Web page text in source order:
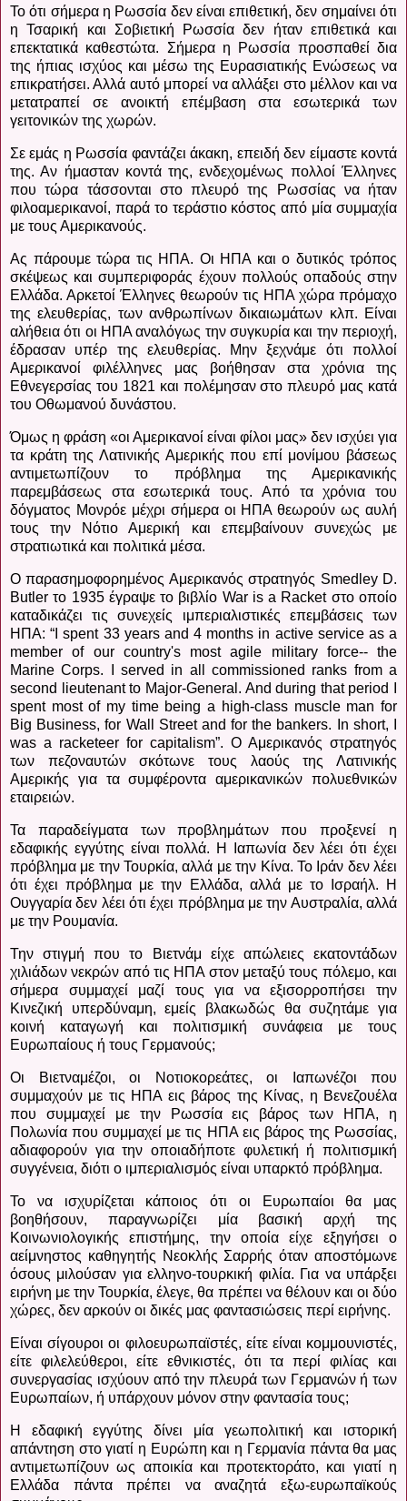
Το ότι σήμερα η Ρωσσία δεν είναι επιθετική, δεν σημαίνει ότι
η Τσαρική και Σοβιετική Ρωσσία δεν ήταν επιθετικά και
επεκτατικά καθεστώτα. Σήμερα η Ρωσσία προσπαθεί δια
της ήπιας ισχύος και μέσω της Ευρασιατικής Ενώσεως να
επικρατήσει. Αλλά αυτό μπορεί να αλλάξει στο μέλλον και να
μετατραπεί σε ανοικτή επέμβαση στα εσωτερικά των
γειτονικών της χωρών.
Σε εμάς η Ρωσσία φαντάζει άκακη, επειδή δεν είμαστε κοντά
της. Αν ήμασταν κοντά της, ενδεχομένως πολλοί Έλληνες
που τώρα τάσσονται στο πλευρό της Ρωσσίας να ήταν
φιλοαμερικανοί, παρά το τεράστιο κόστος από μία συμμαχία
με τους Αμερικανούς.
Ας πάρουμε τώρα τις ΗΠΑ. Οι ΗΠΑ και ο δυτικός τρόπος
σκέψεως και συμπεριφοράς έχουν πολλούς οπαδούς στην
Ελλάδα. Αρκετοί Έλληνες θεωρούν τις ΗΠΑ χώρα πρόμαχο
της ελευθερίας, των ανθρωπίνων δικαιωμάτων κλπ. Είναι
αλήθεια ότι οι ΗΠΑ αναλόγως την συγκυρία και την περιοχή,
έδρασαν υπέρ της ελευθερίας. Μην ξεχνάμε ότι πολλοί
Αμερικανοί φιλέλληνες μας βοήθησαν στα χρόνια της
Εθνεγερσίας του 1821 και πολέμησαν στο πλευρό μας κατά
του Οθωμανού δυνάστου.
Όμως η φράση «οι Αμερικανοί είναι φίλοι μας» δεν ισχύει για
τα κράτη της Λατινικής Αμερικής που επί μονίμου βάσεως
αντιμετωπίζουν το πρόβλημα της Αμερικανικής
παρεμβάσεως στα εσωτερικά τους. Από τα χρόνια του
δόγματος Μονρόε μέχρι σήμερα οι ΗΠΑ θεωρούν ως αυλή
τους την Νότιο Αμερική και επεμβαίνουν συνεχώς με
στρατιωτικά και πολιτικά μέσα.
Ο παρασημοφορημένος Αμερικανός στρατηγός Smedley D.
Butlerτο 1935 έγραψε το βιβλίο War is a Racket στο οποίο
καταδικάζει
τις συνεχείς ιμπεριαλιστικές επεμβάσεις
των
ΗΠΑ: “I spent 33 years and 4 months in active service as a
member of our country's most agile military force-- the
Marine Corps.
I served in all commissioned ranks from a
second lieutenant to Major-General. And during that period I
spent most of my time being a high-class muscle man for
Big Business, for Wall Street and for the bankers. In short, I
was a racketeer for capitalism”. Ο Αμερικανός στρατηγός
των πεζοναυτών σκότωνε τους λαούς της Λατινικής
Αμερικής για τα συμφέροντα αμερικανικών πολυεθνικών
εταιρειών.
Τα παραδείγματα των προβλημάτων που προξενεί η
εδαφικής εγγύτης είναι πολλά. Η Ιαπωνία δεν λέει ότι έχει
πρόβλημα με την Τουρκία, αλλά με την Κίνα. Το Ιράν δεν λέει
ότι έχει πρόβλημα με την Ελλάδα, αλλά με το Ισραήλ. Η
Ουγγαρία δεν λέει ότι έχει πρόβλημα με την Αυστραλία, αλλά
με την Ρουμανία.
Την στιγμή που το Βιετνάμ είχε απώλειες εκατοντάδων
χιλιάδων νεκρών από τις ΗΠΑ στον μεταξύ τους πόλεμο, και
σήμερα συμμαχεί μαζί τους για να εξισορροπήσει την
Κινεζική υπερδύναμη, εμείς βλακωδώς θα συζητάμε για
κοινή καταγωγή και πολιτισμική συνάφεια με τους
Ευρωπαίους ή τους Γερμανούς;
Οι Βιετναμέζοι, οι Νοτιοκορεάτες, οι Ιαπωνέζοι που
συμμαχούν με τις ΗΠΑ εις βάρος της Κίνας, η Βενεζουέλα
που συμμαχεί με την Ρωσσία εις βάρος των ΗΠΑ, η
Πολωνία που συμμαχεί με τις ΗΠΑ εις βάρος της Ρωσσίας,
αδιαφορούν για την οποιαδήποτε φυλετική ή πολιτισμική
συγγένεια, διότι ο ιμπεριαλισμός είναι υπαρκτό πρόβλημα.
Το να ισχυρίζεται κάποιος ότι οι Ευρωπαίοι θα μας
βοηθήσουν, παραγνωρίζει μία βασική αρχή της
Κοινωνιολογικής επιστήμης, την οποία είχε εξηγήσει ο
αείμνηστος καθηγητής Νεοκλής Σαρρής όταν αποστόμωνε
όσους μιλούσαν για ελληνο-τουρκική φιλία. Για να υπάρξει
ειρήνη με την Τουρκία, έλεγε, θα πρέπει να θέλουν και οι δύο
χώρες, δεν αρκούν οι δικές μας φαντασιώσεις περί ειρήνης.
Είναι σίγουροι οι φιλοευρωπαϊστές, είτε είναι κομμουνιστές,
είτε φιλελεύθεροι, είτε εθνικιστές, ότι τα περί φιλίας και
συνεργασίας ισχύουν από την πλευρά των Γερμανών ή των
Ευρωπαίων, ή υπάρχουν μόνον στην φαντασία τους;
Η εδαφική εγγύτης δίνει μία γεωπολιτική και ιστορική
απάντηση στο γιατί η Ευρώπη και η Γερμανία πάντα θα μας
αντιμετωπίζουν ως αποικία και προτεκτοράτο, και γιατί η
Ελλάδα πάντα πρέπει να αναζητά εξω-ευρωπαϊκούς